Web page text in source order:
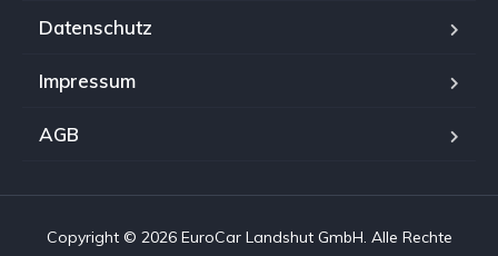
Datenschutz
Impressum
AGB
Copyright © 2026 EuroCar Landshut GmbH. Alle Rechte